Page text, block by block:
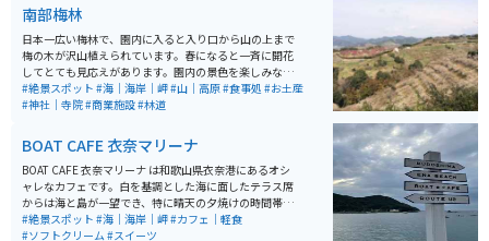
お魚の味を楽しむことが出来ます。
南部梅林
日本一広い梅林で、園内に入ると入り口から山の上まで
梅の木が沢山植えられています。春になると一斉に開花
してとても見応えがあります。園内の景色を楽しみなが
ら歩いていると丁度良い運動になります。 入り口に神社
があり、進むとイベント広場があり、更に行くと山頂か
はり寿司が売られています。駐車場では梅昆布茶や梅饅
頭、様々な種類の味付けの梅干しがお土産として売られ
ています。
#絶景スポット #海｜海岸｜岬#山｜高原#食事処 #お土産
#神社｜寺院#商業施設#林道
BOAT CAFE 衣奈マリーナ
BOAT CAFE 衣奈マリーナ は和歌山県衣奈港にあるオシ
ャレなカフェです。白を基調とした海に面したテラス席
からは海と島が一望でき、特に晴天の夕焼けの時間帯は
海と島とのコントラストが絶景です。またドリンク、ス
イーツ、食事のメニューも豊富でとても美味しいです。
#絶景スポット #海｜海岸｜岬#カフェ｜軽食
#ソフトクリーム#スイーツ